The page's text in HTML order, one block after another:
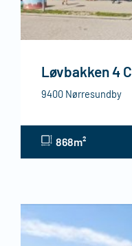
Løvbakken 4 C
9400 Nørresundby
868m²